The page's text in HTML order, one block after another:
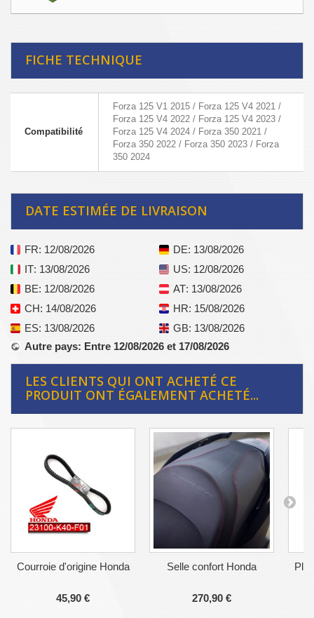
FICHE TECHNIQUE
Compatibilité
Forza 125 V1 2015 / Forza 125 V4 2021 /
Forza 125 V4 2022 / Forza 125 V4 2023 /
Forza 125 V4 2024 / Forza 350 2021 /
Forza 350 2022 / Forza 350 2023 / Forza
350 2024
DATE ESTIMÉE DE LIVRAISON
FR: 12/08/2026 DE: 13/08/2026
IT: 13/08/2026 US: 12/08/2026
BE: 12/08/2026 AT: 13/08/2026
CH: 14/08/2026 HR: 15/08/2026
ES: 13/08/2026 GB: 13/08/2026
Autre pays: Entre 12/08/2026 et 17/08/2026
LES CLIENTS QUI ONT ACHETÉ CE
PRODUIT ONT ÉGALEMENT ACHETÉ...
Courroie d'origine Honda
45,90 €
Selle confort Honda
270,90 €